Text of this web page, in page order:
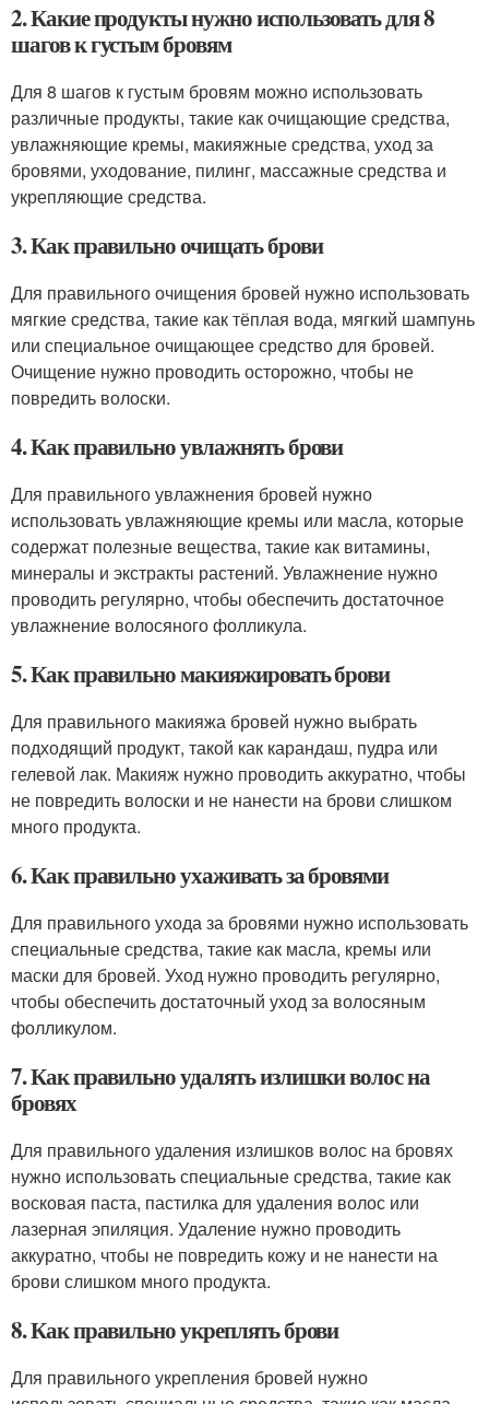
2. Какие продукты нужно использовать для 8
шагов к густым бровям
Для 8 шагов к густым бровям можно использовать
различные продукты, такие как очищающие средства,
увлажняющие кремы, макияжные средства, уход за
бровями, уходование, пилинг, массажные средства и
укрепляющие средства.
3. Как правильно очищать брови
Для правильного очищения бровей нужно использовать
мягкие средства, такие как тёплая вода, мягкий шампунь
или специальное очищающее средство для бровей.
Очищение нужно проводить осторожно, чтобы не
повредить волоски.
4. Как правильно увлажнять брови
Для правильного увлажнения бровей нужно
использовать увлажняющие кремы или масла, которые
содержат полезные вещества, такие как витамины,
минералы и экстракты растений. Увлажнение нужно
проводить регулярно, чтобы обеспечить достаточное
увлажнение волосяного фолликула.
5. Как правильно макияжировать брови
Для правильного макияжа бровей нужно выбрать
подходящий продукт, такой как карандаш, пудра или
гелевой лак. Макияж нужно проводить аккуратно, чтобы
не повредить волоски и не нанести на брови слишком
много продукта.
6. Как правильно ухаживать за бровями
Для правильного ухода за бровями нужно использовать
специальные средства, такие как масла, кремы или
маски для бровей. Уход нужно проводить регулярно,
чтобы обеспечить достаточный уход за волосяным
фолликулом.
7. Как правильно удалять излишки волос на
бровях
Для правильного удаления излишков волос на бровях
нужно использовать специальные средства, такие как
восковая паста, пастилка для удаления волос или
лазерная эпиляция. Удаление нужно проводить
аккуратно, чтобы не повредить кожу и не нанести на
брови слишком много продукта.
8. Как правильно укреплять брови
Для правильного укрепления бровей нужно